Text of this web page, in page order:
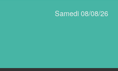
Samedi 08/08/26